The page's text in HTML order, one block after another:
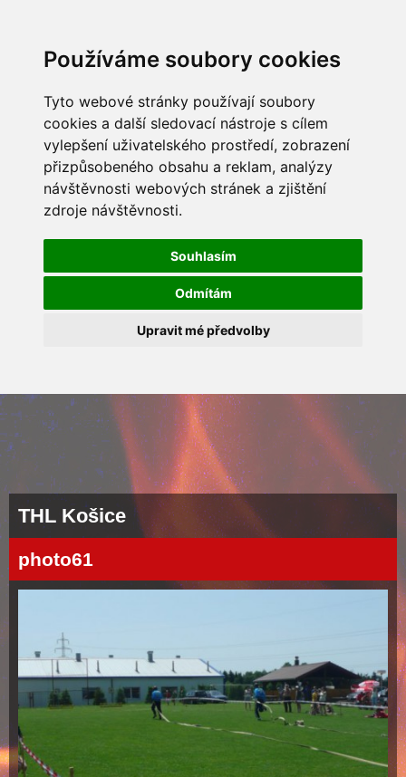
Používáme soubory cookies
Tyto webové stránky používají soubory
cookies a další sledovací nástroje s cílem
vylepšení uživatelského prostředí, zobrazení
přizpůsobeného obsahu a reklam, analýzy
návštěvnosti webových stránek a zjištění
zdroje návštěvnosti.
Souhlasím
Odmítám
Upravit mé předvolby
THL Košice
photo61